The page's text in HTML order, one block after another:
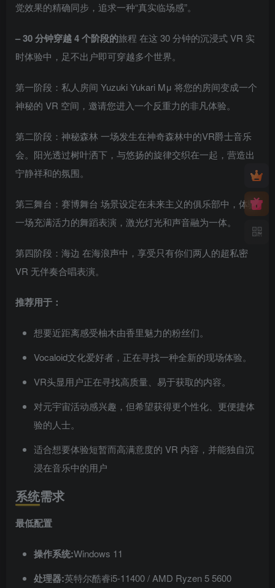
觉效果的精确同步，追求一种“真实临场感”。
– 30 分钟穿越 4 个阶段的旅程 在这 30 分钟的沉浸式 VR 实
时体验中，足不出户即可穿越多个世界。
第一阶段：私人房间 Yuzuki Yukari Mμ 将您的房间变成一个
神秘的 VR 空间，邀请您进入一个反重力的非凡体验。
第二阶段：神秘森林 一场发生在神奇森林中的VR爵士音乐
会。阳光透过树叶洒下，与悠扬的旋律交织在一起，营造出
宁静祥和的氛围。
第三舞台：赛博舞台 场景设定在未来主义的俱乐部中，体验
一场充满活力的舞蹈表演，激光灯光和声音融为一体。
第四阶段：海边 在海浪声中，享受只有你们两人的超私密
VR 无伴奏合唱表演。
推荐用于：
想要近距离感受柚木由香里魅力的粉丝们。
Vocaloid文化爱好者，正在寻找一种全新的现场体验。
VR头显用户正在寻找高质量、易于获取的内容。
对元宇宙活动感兴趣，但希望获得更个性化、更便捷体
验的人士。
适合想要体验短暂而高满意度的 VR 内容，并能独自沉
浸在音乐中的用户
系统需求
最低配置
操作系统:Windows 11
处理器:英特尔酷睿i5-11400 / AMD Ryzen 5 5600